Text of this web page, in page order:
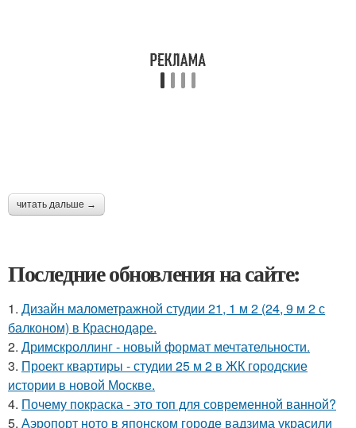
читать дальше →
Последние обновления на сайте:
1. Дизайн малометражной студии 21, 1 м 2 (24, 9 м 2 с
балконом) в Краснодаре.
2. Дримскроллинг - новый формат мечтательности.
3. Проект квартиры - студии 25 м 2 в ЖК городские
истории в новой Москве.
4. Почему покраска - это топ для современной ванной?
5. Аэропорт ното в японском городе вадзима украсили